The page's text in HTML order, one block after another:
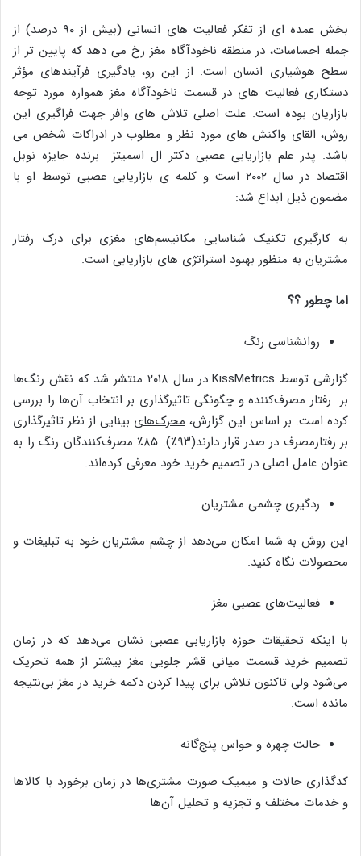
بخش عمده ای از تفکر فعالیت های انسانی (بیش از ۹۰ درصد) از
جمله احساسات، در منطقه ناخودآگاه مغز رخ می دهد که پایین تر از
سطح هوشیاری انسان است. از این رو، یادگیری فرآیندهای مؤثر
دستکاری فعالیت های در قسمت ناخودآگاه مغز همواره مورد توجه
بازاریان بوده است. علت اصلی تلاش های وافر جهت فراگیری این
روش، القای واکنش های مورد نظر و مطلوب در ادراکات شخص می
باشد. پدر علم بازاریابی عصبی دکتر ال اسمیتز برنده جایزه نوبل
اقتصاد در سال ۲۰۰۲ است و کلمه ی بازاریابی عصبی توسط او با
مضمون ذیل ابداع شد:
به کارگیری تکنیک شناسایی مکانیسم‌های مغزی برای درک رفتار
مشتریان به منظور بهبود استراتژی های بازاریابی است.
اما چطور ؟؟
روانشناسی رنگ
گزارشی توسط KissMetrics‌ در سال ۲۰۱۸ منتشر شد که نقش رنگ‌ها
بر رفتار مصرف‌کننده و چگونگی تاثیر‌گذاری بر انتخاب آن‌ها را بررسی
کرده است. بر اساس این گزارش، محرک‌های بینایی از نظر تاثیر‌گذاری
بر رفتارمصرف در صدر قرار دارند(۹۳٪). ۸۵٪ مصرف‌کنندگان رنگ را به
عنوان عامل اصلی در تصمیم خرید خود معرفی کرده‌اند.
ردگیری چشمی مشتریان
این روش به شما امکان می‌دهد از چشم مشتریان خود به تبلیغات و
محصولات نگاه کنید.
فعالیت‌های عصبی مغز
با اینکه تحقیقات حوزه بازاریابی عصبی نشان می‌دهد که در زمان
تصمیم خرید قسمت میانی قشر جلویی مغز بیشتر از همه تحریک
می‌شود ولی تاکنون تلاش برای پیدا کردن دکمه خرید در مغز بی‌نتیجه
مانده است.
حالت چهره و حواس پنج‌گانه
کدگذاری حالات و میمیک صورت مشتری‌ها در زمان برخورد با کالا‌ها
و خدمات مختلف و تجزیه و تحلیل آن‌ها